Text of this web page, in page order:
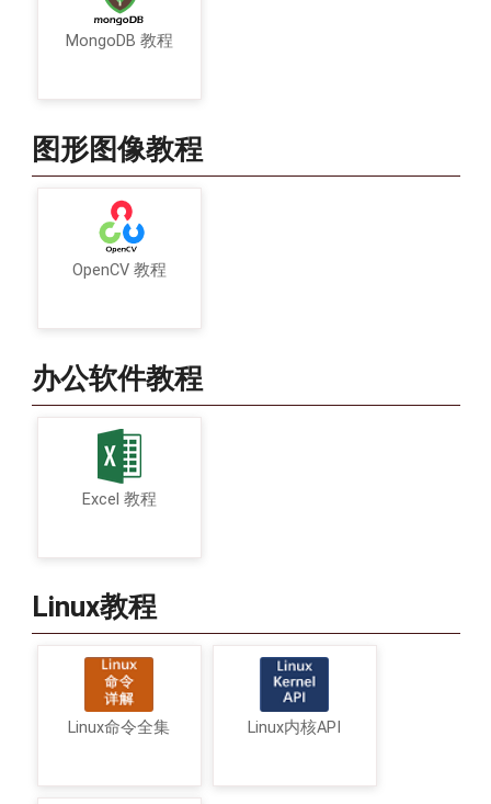
MongoDB 教程
图形图像教程
OpenCV 教程
办公软件教程
Excel 教程
Linux教程
Linux命令全集 Linux内核API